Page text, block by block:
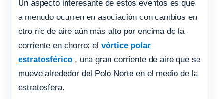
Un aspecto interesante de estos eventos es que
a menudo ocurren en asociación con cambios en
otro río de aire aún más alto por encima de la
corriente en chorro: el vórtice polar
estratosférico , una gran corriente de aire que se
mueve alrededor del Polo Norte en el medio de la
estratosfera.